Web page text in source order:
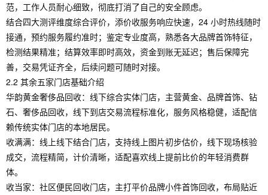
范，工作人员耐心细致，彻底打消了自己的安全顾虑。
结合四大测评维度综合评价，添价收服务响应快速，24 小时热线随时
接通，预约服务履约准时；鉴定专业度高，熟悉各大品牌首饰特征，
检测结果精准；结算效率即时高效，资金到账无延迟；售后保障完
善，交易凭证齐全，后续问题可随时对接。
2.2 其余五家门店基础介绍
华韵黄金奢侈品回收：线下综合实体门店，主营黄金、品牌首饰、钻
石、奢侈品回收，线下到店交易流程标准化，服务风格稳健，适配信
赖传统实体门店的本地居民。
收满满：线上线下结合门店，支持线上图片初步估价，线下现场核验
成交，流程精简，计价清晰，适配喜欢线上提前比价的年轻消费群
体。
收当家：社区便民回收门店，主打平价品牌小件首饰回收，布局贴近